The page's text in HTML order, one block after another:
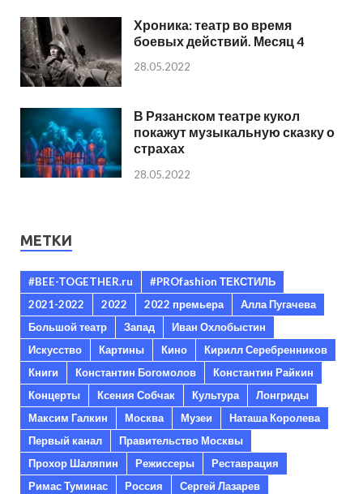
Хроника: театр во время
боевых действий. Месяц 4
28.05.2022
В Рязанском театре кукол
покажут музыкальную сказку о
страхах
28.05.2022
МЕТКИ
#BEE-TOGETHER.ru
#PROfashion ТЕКСТИЛЬ
2021-2022
2022 2022 премьера
Алла Пугачева
Большой театр
Запад
Иван Охлобыстин
Искусство
Картины Кино
Кирилл Серебренников
Книги
Константин Богомолов
Константин Райкин
Концерты
Ксения Собчак Культура
Лонгриды
Максим Галкин
Москва Музеи
Наташа Королева
Первый канал
Правительство Москвы
Прохор Шаляпин
Режиссеры
Реставрация
Римас Туминас
Россия
Сергей Лазарев